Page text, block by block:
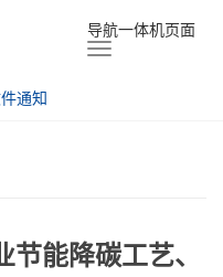
导航一体机页面
通知
能降碳工艺、